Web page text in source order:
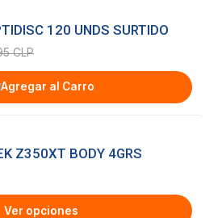
120 UNDS SURTIDO
CLP
Agregar al Carro
Z350XT BODY 4GRS
Ver opciones